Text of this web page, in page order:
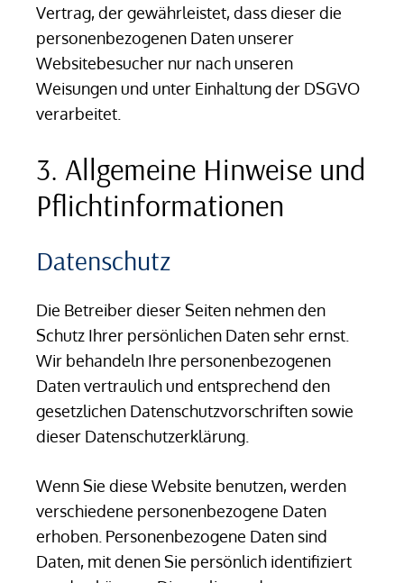
Vertrag, der gewährleistet, dass dieser die
personenbezogenen Daten unserer
Websitebesucher nur nach unseren
Weisungen und unter Einhaltung der DSGVO
verarbeitet.
3. Allgemeine Hinweise und
Pflicht­informationen
Datenschutz
Die Betreiber dieser Seiten nehmen den
Schutz Ihrer persönlichen Daten sehr ernst.
Wir behandeln Ihre personenbezogenen
Daten vertraulich und entsprechend den
gesetzlichen Datenschutzvorschriften sowie
dieser Datenschutzerklärung.
Wenn Sie diese Website benutzen, werden
verschiedene personenbezogene Daten
erhoben. Personenbezogene Daten sind
Daten, mit denen Sie persönlich identifiziert